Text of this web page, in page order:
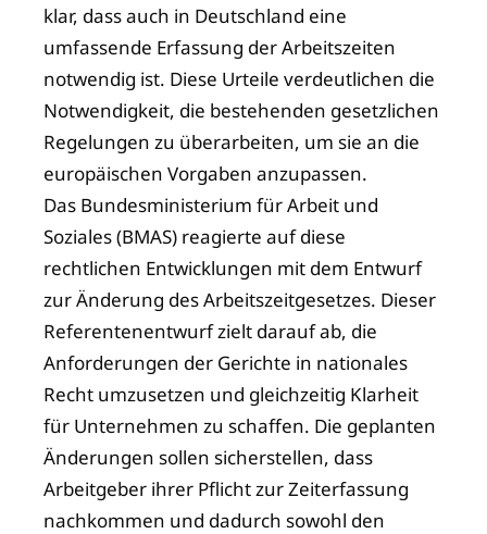
klar, dass auch in Deutschland eine
umfassende Erfassung der Arbeitszeiten
notwendig ist. Diese Urteile verdeutlichen die
Notwendigkeit, die bestehenden gesetzlichen
Regelungen zu überarbeiten, um sie an die
europäischen Vorgaben anzupassen.
Das Bundesministerium für Arbeit und
Soziales (BMAS) reagierte auf diese
rechtlichen Entwicklungen mit dem Entwurf
zur Änderung des Arbeitszeitgesetzes. Dieser
Referentenentwurf zielt darauf ab, die
Anforderungen der Gerichte in nationales
Recht umzusetzen und gleichzeitig Klarheit
für Unternehmen zu schaffen. Die geplanten
Änderungen sollen sicherstellen, dass
Arbeitgeber ihrer Pflicht zur Zeiterfassung
nachkommen und dadurch sowohl den